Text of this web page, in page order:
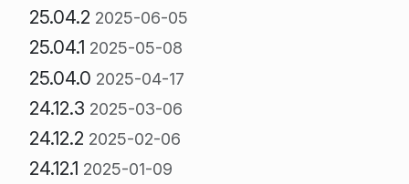
25.04.2 2025-06-05
25.04.1 2025-05-08
25.04.0 2025-04-17
24.12.3 2025-03-06
24.12.2 2025-02-06
24.12.1 2025-01-09